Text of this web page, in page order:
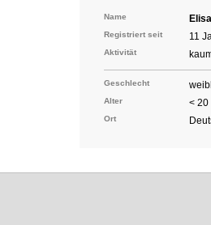
Name Elisa
Registriert seit 11
Aktivität
Geschlecht
Alter < 20
Ort